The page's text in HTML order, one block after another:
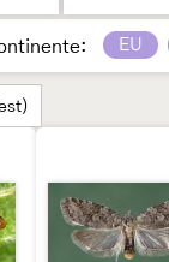
EU